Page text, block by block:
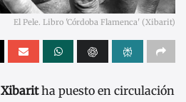
El Pele. Libro 'Córdoba Flamenca' (Xibarit)
Xibaritha puesto en circulación